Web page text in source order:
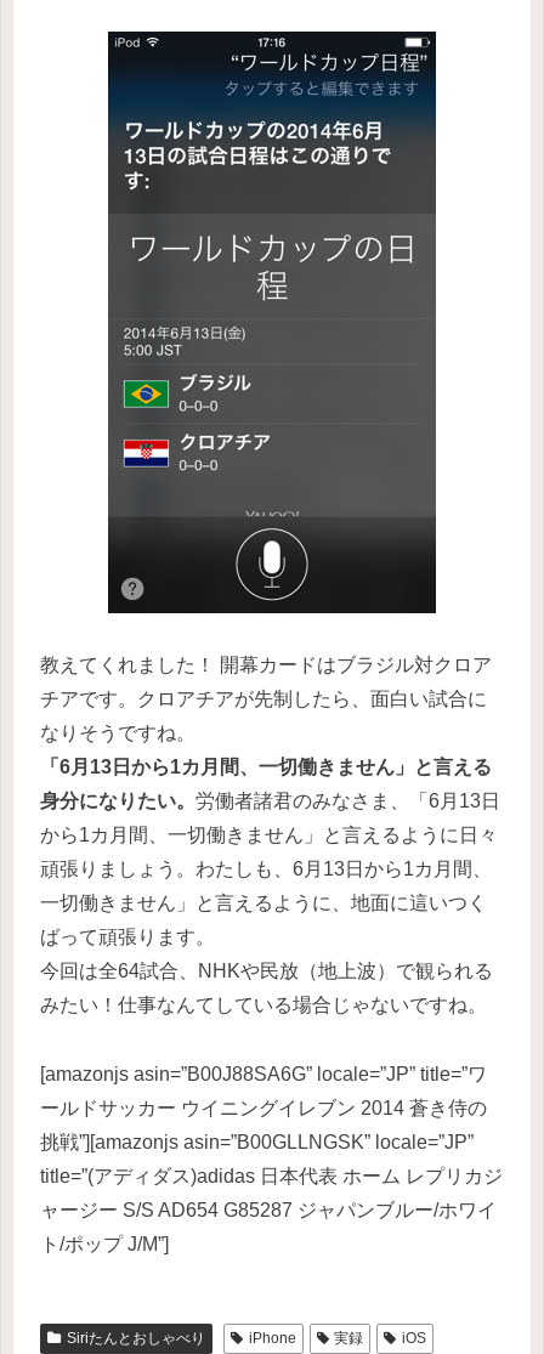
教えてくれました！ 開幕カードはブラジル対クロア
チアです。クロアチアが先制したら、面白い試合に
なりそうですね。
「6月13日から1カ月間、一切働きません」と言える
身分になりたい。 労働者諸君のみなさま、「6月13日
から1カ月間、一切働きません」と言えるように日々
頑張りましょう。わたしも、6月13日から1カ月間、
一切働きません」と言えるように、地面に這いつく
ばって頑張ります。
今回は全64試合、NHKや民放（地上波）で観られる
みたい！仕事なんてしている場合じゃないですね。
[amazonjs asin=”B00J88SA6G” locale=”JP” title=”ワ
ールドサッカー ウイニングイレブン 2014 蒼き侍の
挑戦”][amazonjs asin=”B00GLLNGSK” locale=”JP”
title=”(アディダス)adidas 日本代表 ホーム レプリカジ
ャージー S/S AD654 G85287 ジャパンブルー/ホワイ
ト/ポップ J/M”]
Siriたんとおしゃべり iPhone 実録 iOS